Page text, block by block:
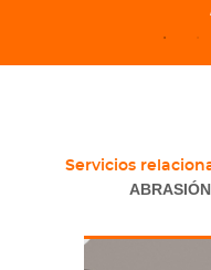
Servicios